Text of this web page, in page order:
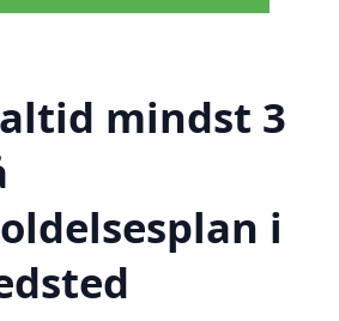
mindst 3
i